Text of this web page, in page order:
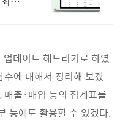
데이트 해드리기로 하였
에 대해서 정리해 보겠
출·매입 등의 집계표를
등에도 활용할 수 있겠다.